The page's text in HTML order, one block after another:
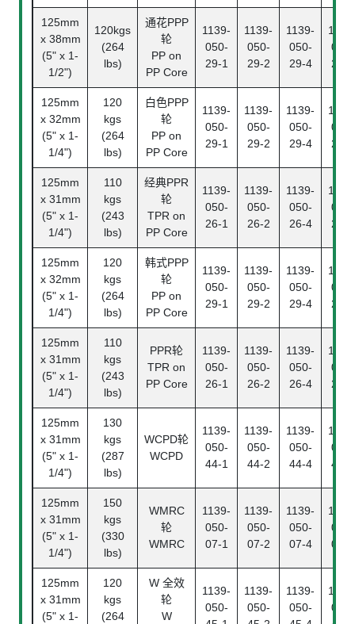
125mm
x 38mm
(5" x 1-
1/2")
120kgs
(264
lbs)
通花PPP
轮
PP on
PP Core
1139-
050-
29-1
1139-
050-
29-2
1139-
050-
29-4
050-
29-5
125mm
x 32mm
(5" x 1-
1/4")
120
kgs
(264
lbs)
白色PPP
轮
PP on
PP Core
1139-
050-
29-1
1139-
050-
29-2
1139-
050-
29-4
050-
29-5
125mm
x 31mm
(5" x 1-
1/4")
110
kgs
(243
lbs)
经典PPR
轮
TPR on
PP Core
1139-
050-
26-1
1139-
050-
26-2
1139-
050-
26-4
050-
26-5
125mm
x 32mm
(5" x 1-
1/4")
120
kgs
(264
lbs)
韩式PPP
轮
PP on
PP Core
1139-
050-
29-1
1139-
050-
29-2
1139-
050-
29-4
050-
29-5
125mm
x 31mm
(5" x 1-
1/4")
110
kgs
(243
lbs)
PPR轮
TPR on
PP Core
1139-
050-
26-1
1139-
050-
26-2
1139-
050-
26-4
050-
26-5
125mm
x 31mm
(5" x 1-
1/4")
130
kgs
(287
lbs)
WCPD轮
WCPD
1139-
050-
44-1
1139-
050-
44-2
1139-
050-
44-4
050-
44-5
125mm
x 31mm
(5" x 1-
1/4")
150
kgs
(330
lbs)
WMRC
轮
WMRC
1139-
050-
07-1
1139-
050-
07-2
1139-
050-
07-4
050-
07-5
125mm
x 31mm
(5" x 1-
120
kgs
(264
W 全效
轮
W
1139-
050-
1139-
050-
1139-
050-
050-